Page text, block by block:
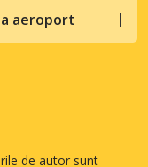
aeroport
de autor sunt